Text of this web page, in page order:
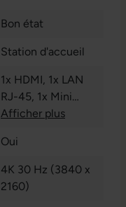
Bon état
Station d'accueil
1x HDMI, 1x LAN
RJ-45, 1x Mini
DisplayPort, 1x
audio - 3.5 mm
USB 2.0 type A, 3x
USB 3.0 type A
Afficher plus
Oui
4K 30 Hz (3840 x
2160)